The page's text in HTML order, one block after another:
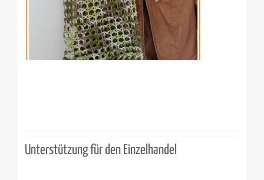
Unterstützung für den Einzelhandel